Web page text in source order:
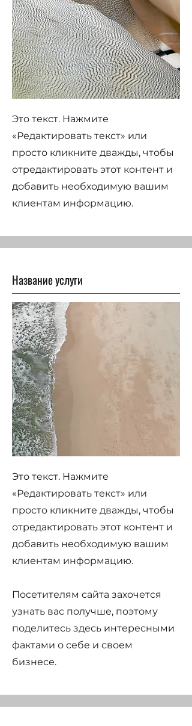
Это текст. Нажмите
«Редактировать текст» или
просто кликните дважды, чтобы
отредактировать этот контент и
добавить необходимую вашим
клиентам информацию.
Название услуги
Это текст. Нажмите
«Редактировать текст» или
просто кликните дважды, чтобы
отредактировать этот контент и
добавить необходимую вашим
клиентам информацию.
Посетителям сайта захочется
узнать вас получше, поэтому
поделитесь здесь интересными
фактами о себе и своем
бизнесе.